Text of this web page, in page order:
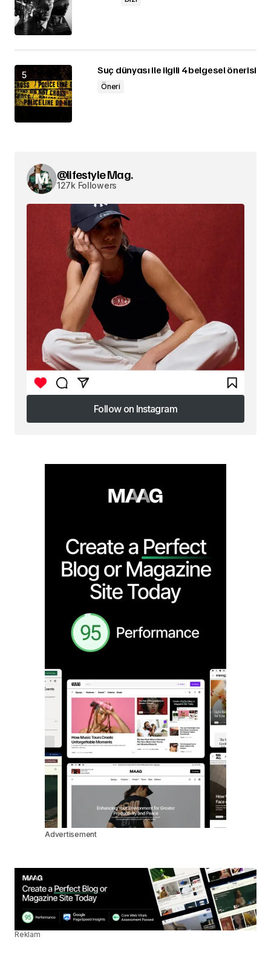
Suç dünyası ile ilgili 4 belgesel önerisi
Öneri
@lifestyle Mag.
127k Followers
Follow on Instagram
Follow on Instagram
Advertisement
Reklam